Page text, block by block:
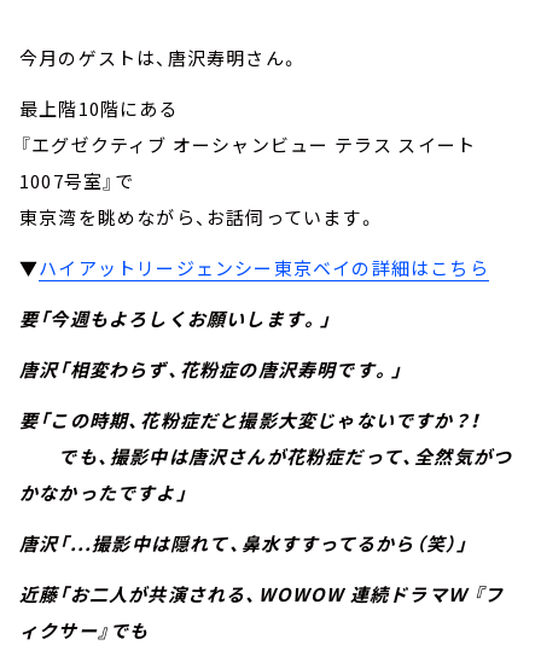
今月のゲストは、唐沢寿明さん。
最上階10階にある
『エグゼクティブ オーシャンビュー テラス スイート
1007号室』で
東京湾を眺めながら、お話伺っています。
▼ハイアットリージェンシー東京ベイの詳細はこちら
要「今週もよろしくお願いします。」
唐沢「相変わらず、花粉症の唐沢寿明です。」
要「この時期、花粉症だと撮影大変じゃないですか？！
でも、撮影中は唐沢さんが花粉症だって、全然気がつ
かなかったですよ」
唐沢「...撮影中は隠れて、鼻水すすってるから（笑）」
近藤「お二人が共演される、WOWOW 連続ドラマＷ 『フ
ィクサー』でも